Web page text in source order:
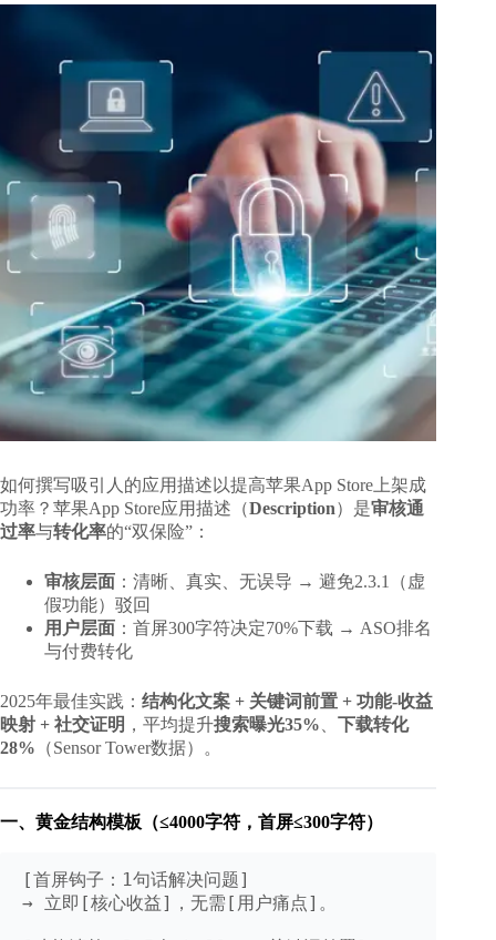
如何撰写吸引人的应用描述以提高苹果App Store上架成
功率 ？苹果App Store应用描述（Description）是审核通
过率与转化率的“双保险”：
审核层面 ：清晰、真实、无误导 → 避免2.3.1（虚
假功能）驳回
用户层面 ：首屏300字符决定70%下载 → ASO排名
与付费转化
2025年最佳实践： 结构化文案 + 关键词前置 + 功能-收益
映射 + 社交证明 ，平均提升搜索曝光35%
下载转化
28% （Sensor Tower数据）。
一、黄金结构模板（≤4000字符，首屏≤300字符）
[首屏钩子：1句话解决问题]
→ 立即[核心收益]，无需[用户痛点]。